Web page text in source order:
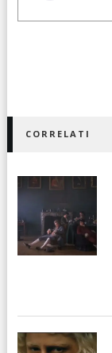
CORRELATI